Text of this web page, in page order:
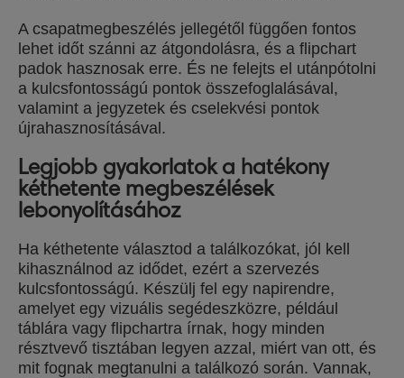
A csapatmegbeszélés jellegétől függően fontos
lehet időt szánni az átgondolásra, és a flipchart
padok hasznosak erre. És ne felejts el utánpótolni
a kulcsfontosságú pontok összefoglalásával,
valamint a jegyzetek és cselekvési pontok
újrahasznosításával.
Legjobb gyakorlatok a hatékony
kéthetente megbeszélések
lebonyolításához
Ha kéthetente választod a találkozókat, jól kell
kihasználnod az idődet, ezért a szervezés
kulcsfontosságú. Készülj fel egy napirendre,
amelyet egy vizuális segédeszközre, például
táblára vagy flipchartra írnak, hogy minden
résztvevő tisztában legyen azzal, miért van ott, és
mit fognak megtanulni a találkozó során. Vannak,